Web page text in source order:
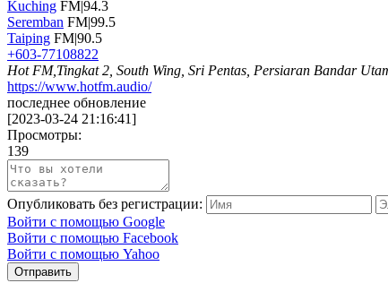
Kuching FM|94.3
Seremban FM|99.5
Taiping FM|90.5
+603-77108822
Hot FM,Tingkat 2, South Wing, Sri Pentas, Persiaran Bandar
https://www.hotfm.audio/
последнее обновление
[2023-03-24 21:16:41]
Просмотры:
139
Опубликовать без регистрации:
Войти с помощью Google
Войти с помощью Facebook
Войти с помощью Yahoo
Отправить